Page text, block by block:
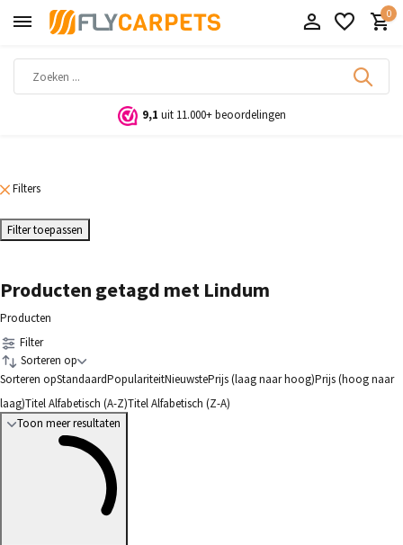
0
9,1 uit 11.000+ beoordelingen
Filters
Filter toepassen
Producten getagd met Lindum
Producten
Filter
Sorteren op
Sorteren opStandaardPopulariteitNieuwstePrijs (laag naar hoog)Prijs (hoog naar
laag)Titel Alfabetisch (A-Z)Titel Alfabetisch (Z-A)
Toon meer resultaten